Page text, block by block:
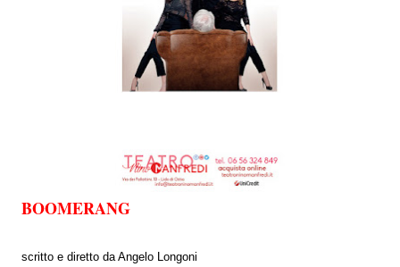
BOOMERANG
scritto e diretto da Angelo Longoni